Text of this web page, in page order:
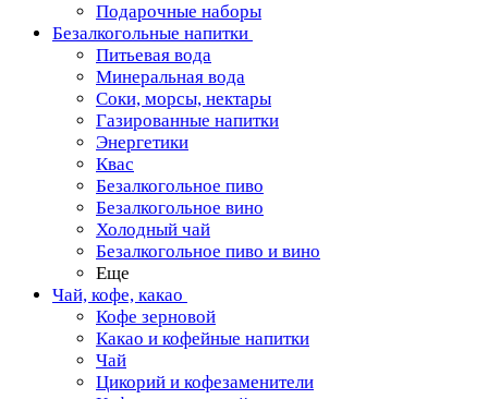
Подарочные наборы
Безалкогольные напитки
Питьевая вода
Минеральная вода
Соки, морсы, нектары
Газированные напитки
Энергетики
Квас
Безалкогольное пиво
Безалкогольное вино
Холодный чай
Безалкогольное пиво и вино
Еще
Чай, кофе, какао
Кофе зерновой
Какао и кофейные напитки
Чай
Цикорий и кофезаменители